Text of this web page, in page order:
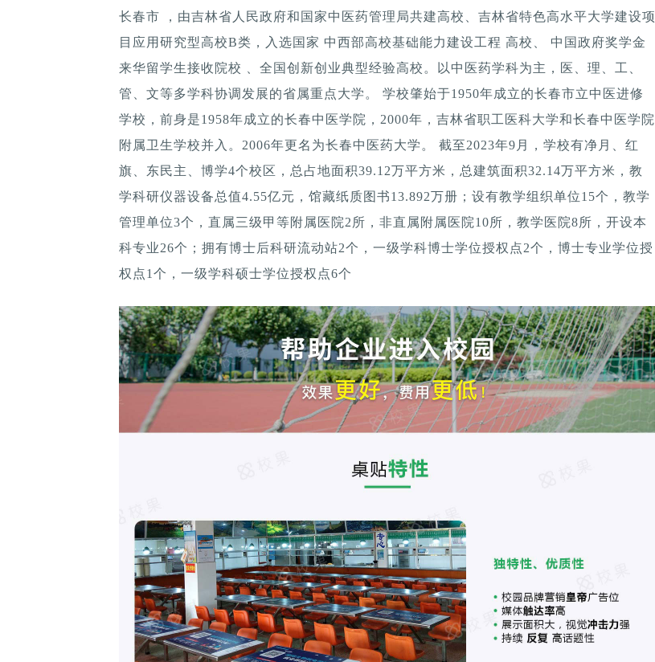
长春市 ，由吉林省人民政府和国家中医药管理局共建高校、吉林省特色高水平大学建设项
目应用研究型高校B类，入选国家 中西部高校基础能力建设工程 高校、 中国政府奖学金
来华留学生接收院校 、全国创新创业典型经验高校。以中医药学科为主，医、理、工、
管、文等多学科协调发展的省属重点大学。 学校肇始于1950年成立的长春市立中医进修
学校，前身是1958年成立的长春中医学院，2000年，吉林省职工医科大学和长春中医学院
附属卫生学校并入。2006年更名为长春中医药大学。 截至2023年9月，学校有净月、红
旗、东民主、博学4个校区，总占地面积39.12万平方米，总建筑面积32.14万平方米，教
学科研仪器设备总值4.55亿元，馆藏纸质图书13.892万册；设有教学组织单位15个，教学
管理单位3个，直属三级甲等附属医院2所，非直属附属医院10所，教学医院8所，开设本
科专业26个；拥有博士后科研流动站2个，一级学科博士学位授权点2个，博士专业学位授
权点1个，一级学科硕士学位授权点6个